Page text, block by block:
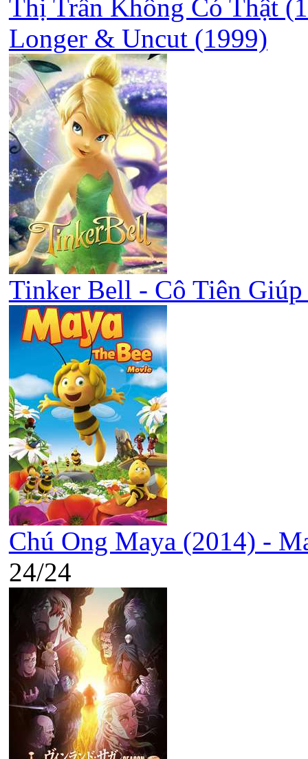
Thị Trấn Không Có Thật
Longer & Uncut (1999)
Tinker Bell - Cô Tiên
Chú Ong Maya (2014) -
24/24